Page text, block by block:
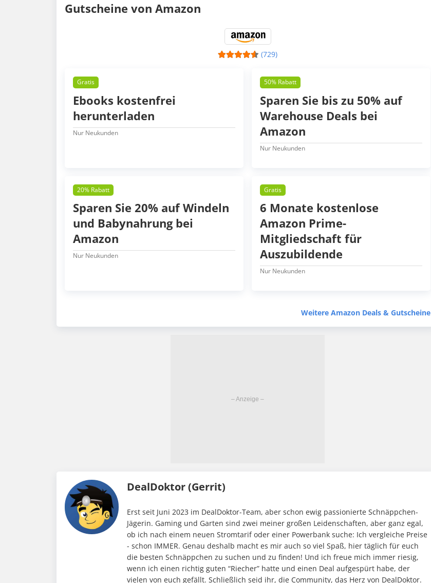
Gutscheine von Amazon
(729)
Gratis
Ebooks kostenfrei
herunterladen
Nur Neukunden
50% Rabatt
Sparen Sie bis zu 50% auf
Warehouse Deals bei
Amazon
Nur Neukunden
20% Rabatt
Sparen Sie 20% auf Windeln
und Babynahrung bei
Amazon
Nur Neukunden
Gratis
6 Monate kostenlose
Amazon Prime-
Mitgliedschaft für
Auszubildende
Nur Neukunden
Weitere Amazon Deals & Gutscheine
DealDoktor (Gerrit)
Erst seit Juni 2023 im DealDoktor-Team, aber schon ewig passionierte Schnäppchen-
Jägerin. Gaming und Garten sind zwei meiner großen Leidenschaften, aber ganz egal,
ob ich nach einem neuen Stromtarif oder einer Powerbank suche: Ich vergleiche Preise
- schon IMMER. Genau deshalb macht es mir auch so viel Spaß, hier täglich für euch
die besten Schnäppchen zu suchen und zu finden! Und ich freue mich immer riesig,
wenn ich einen richtig guten “Riecher” hatte und einen Deal aufgespürt habe, der
vielen von euch gefällt. Schließlich seid ihr, die Community, das Herz von DealDoktor.